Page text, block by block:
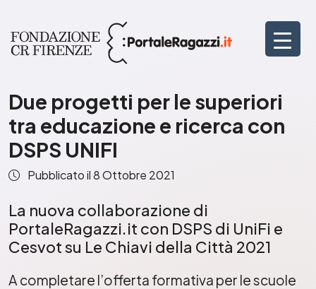
Due progetti per le superiori
tra educazione e ricerca con
DSPS UNIFI
Pubblicato il8 Ottobre 2021
La nuova collaborazione di
PortaleRagazzi.it con DSPS di UniFi e
Cesvot su Le Chiavi della Città 2021
A completare l’offerta formativa per le scuole